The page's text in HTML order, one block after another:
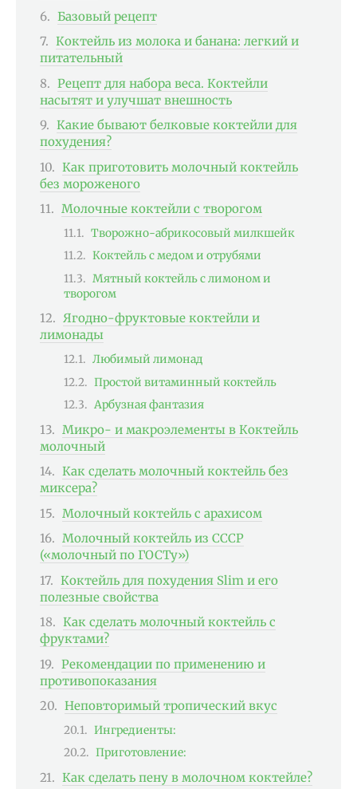
Базовый рецепт
Коктейль из молока и банана: легкий и
питательный
Рецепт для набора веса. Коктейли
насытят и улучшат внешность
Какие бывают белковые коктейли для
похудения?
Как приготовить молочный коктейль
без мороженого
Молочные коктейли с творогом
Творожно-абрикосовый милкшейк
Коктейль с медом и отрубями
Мятный коктейль с лимоном и
творогом
Ягодно-фруктовые коктейли и
лимонады
Любимый лимонад
Простой витаминный коктейль
Арбузная фантазия
Микро- и макроэлементы в Коктейль
молочный
Как сделать молочный коктейль без
миксера?
Молочный коктейль с арахисом
Молочный коктейль из СССР
(«молочный по ГОСТу»)
Коктейль для похудения Slim и его
полезные свойства
Как сделать молочный коктейль с
фруктами?
Рекомендации по применению и
противопоказания
Неповторимый тропический вкус
Ингредиенты:
Приготовление:
Как сделать пену в молочном коктейле?